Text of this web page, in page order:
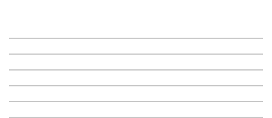
placées directement sur le châssis.
Télécommande LED intuitive : nivellement au millimètre près en
par des spécialistes.